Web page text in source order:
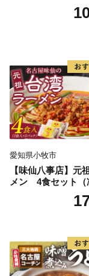
愛知県小牧市
【味仙八事店】元
メン 4食セット（